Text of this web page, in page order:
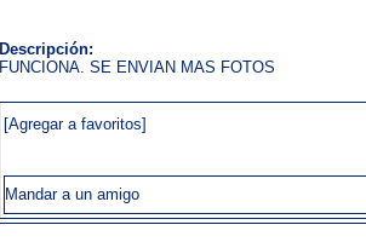
Descripción:
FUNCIONA. SE ENVIAN MAS FOTOS
[Agregar a favoritos]
Mandar a un amigo